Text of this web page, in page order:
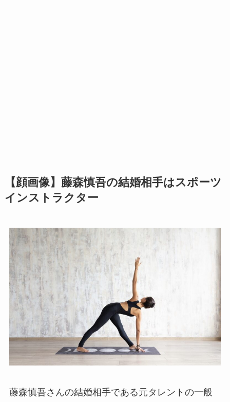
【顔画像】藤森慎吾の結婚相手はスポーツ
インストラクター
藤森慎吾さんの結婚相手である元タレントの一般